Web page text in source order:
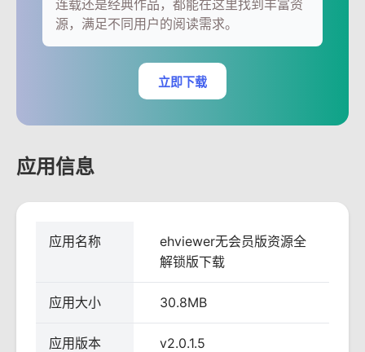
连载还是经典作品，都能在这里找到丰富资
源，满足不同用户的阅读需求。
立即下载
应用信息
应用名称
ehviewer无会员版资源全
解锁版下载
应用大小 30.8MB
应用版本 v2.0.1.5